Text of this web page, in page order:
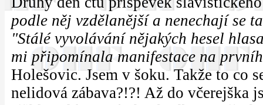
podle něj vzdělanější a nenechají se
"Stálé vyvolávání nějakých hesel
mi připomínala manifestace na
Holešovic. Jsem v šoku. Takže to co
nelidová zábava?!?! Až do včerejška